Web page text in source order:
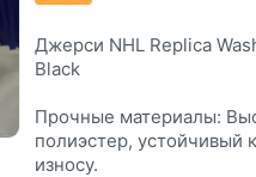
Джерси NHL Replica
Black
Прочные материалы:
полиэстер, устойчивый
износу.